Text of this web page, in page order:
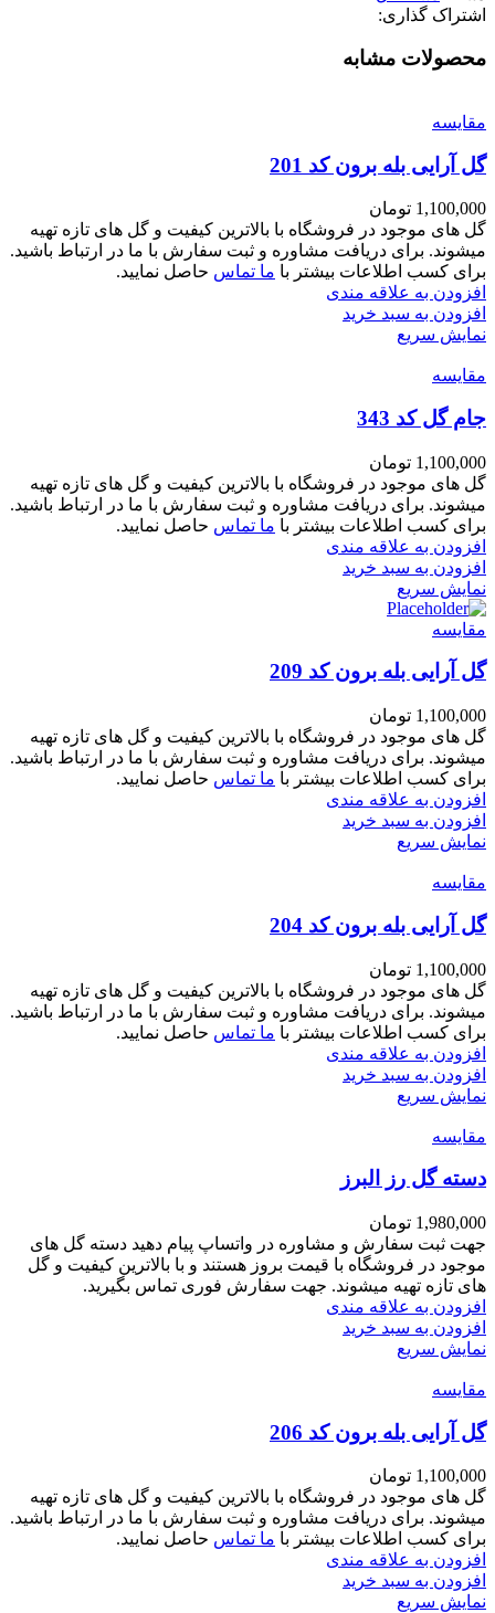
اشتراک گذاری:
محصولات مشابه
مقايسه
گل آرایی بله برون کد 201
1,100,000 تومان
گل های موجود در فروشگاه با بالاترین کیفیت و گل های تازه تهیه
میشوند. برای دریافت مشاوره و ثبت سفارش با ما در ارتباط باشید.
برای کسب اطلاعات بیشتر با ما تماس حاصل نمایید.
افزودن به علاقه مندی
افزودن به سبد خرید
نمایش سریع
مقايسه
جام گل کد 343
1,100,000 تومان
گل های موجود در فروشگاه با بالاترین کیفیت و گل های تازه تهیه
میشوند. برای دریافت مشاوره و ثبت سفارش با ما در ارتباط باشید.
برای کسب اطلاعات بیشتر با ما تماس حاصل نمایید.
افزودن به علاقه مندی
افزودن به سبد خرید
نمایش سریع
مقايسه
گل آرایی بله برون کد 209
1,100,000 تومان
گل های موجود در فروشگاه با بالاترین کیفیت و گل های تازه تهیه
میشوند. برای دریافت مشاوره و ثبت سفارش با ما در ارتباط باشید.
برای کسب اطلاعات بیشتر با ما تماس حاصل نمایید.
افزودن به علاقه مندی
افزودن به سبد خرید
نمایش سریع
مقايسه
گل آرایی بله برون کد 204
1,100,000 تومان
گل های موجود در فروشگاه با بالاترین کیفیت و گل های تازه تهیه
میشوند. برای دریافت مشاوره و ثبت سفارش با ما در ارتباط باشید.
برای کسب اطلاعات بیشتر با ما تماس حاصل نمایید.
افزودن به علاقه مندی
افزودن به سبد خرید
نمایش سریع
مقايسه
دسته گل رز البرز
1,980,000 تومان
جهت ثبت سفارش و مشاوره در واتساپ پیام دهید دسته گل های
موجود در فروشگاه با قیمت بروز هستند و با بالاترین کیفیت و گل
های تازه تهیه میشوند. جهت سفارش فوری تماس بگیرید.
افزودن به علاقه مندی
افزودن به سبد خرید
نمایش سریع
مقايسه
گل آرایی بله برون کد 206
1,100,000 تومان
گل های موجود در فروشگاه با بالاترین کیفیت و گل های تازه تهیه
میشوند. برای دریافت مشاوره و ثبت سفارش با ما در ارتباط باشید.
برای کسب اطلاعات بیشتر با ما تماس حاصل نمایید.
افزودن به علاقه مندی
افزودن به سبد خرید
نمایش سریع